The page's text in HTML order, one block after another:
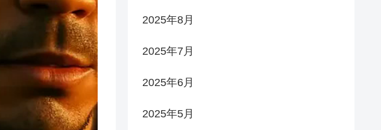
2025年8月
2025年7月
2025年6月
2025年5月